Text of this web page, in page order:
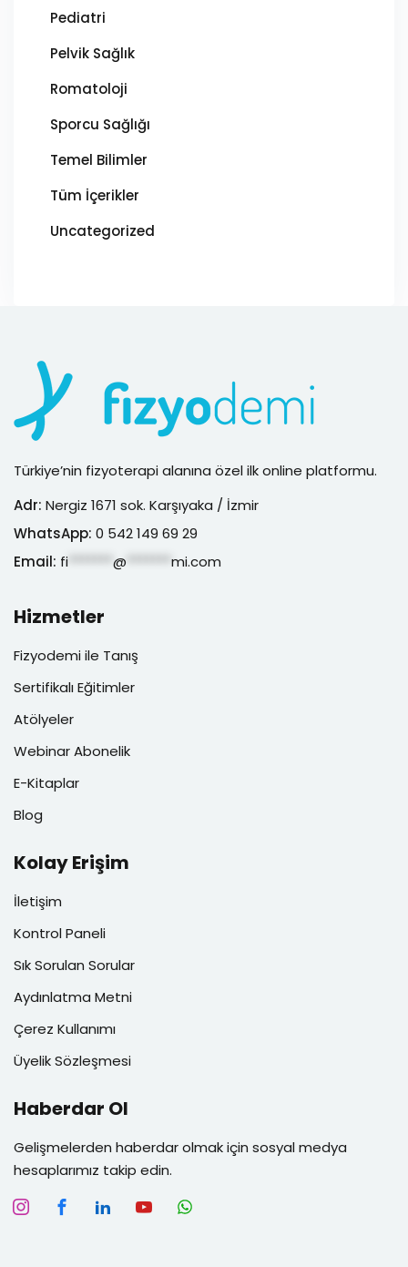
Pediatri
Pelvik Sağlık
Romatoloji
Sporcu Sağlığı
Temel Bilimler
Tüm İçerikler
Uncategorized
Türkiye’nin fizyoterapi alanına özel ilk online platformu.
Adr: Nergiz 1671 sok. Karşıyaka / İzmir
WhatsApp: 0 542 149 69 29
Email: fi @ mi.com
Hizmetler
Fizyodemi ile Tanış
Sertifikalı Eğitimler
Atölyeler
Webinar Abonelik
E-Kitaplar
Blog
Kolay Erişim
İletişim
Kontrol Paneli
Sık Sorulan Sorular
Aydınlatma Metni
Çerez Kullanımı
Üyelik Sözleşmesi
Haberdar Ol
Gelişmelerden haberdar olmak için sosyal medya
hesaplarımız takip edin.